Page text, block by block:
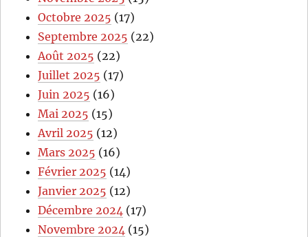
Octobre 2025 (17)
Septembre 2025 (22)
Août 2025 (22)
Juillet 2025 (17)
Juin 2025 (16)
Mai 2025 (15)
Avril 2025 (12)
Mars 2025 (16)
Février 2025 (14)
Janvier 2025 (12)
Décembre 2024 (17)
Novembre 2024 (15)